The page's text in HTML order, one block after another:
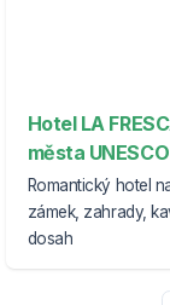
Hotel LA
města UNESCO
Romantický hotel
zámek, zahrady,
dosah